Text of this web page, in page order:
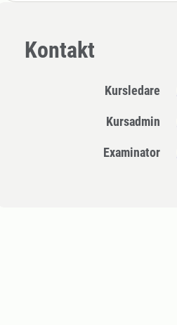
Kontakt
Kursledare
Kursadmin
Examinator